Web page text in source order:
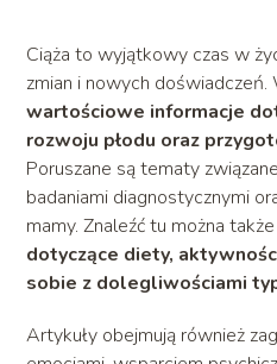
Ciąża to wyjątkowy czas w
zmian i nowych
wartościowe informacje
rozwoju płodu oraz
Poruszane są tematy
badaniami diagnostycznymi
mamy. Znaleźć tu można także
dotyczące diety,
sobie z dolegliwościami
Artykuły obejmują również